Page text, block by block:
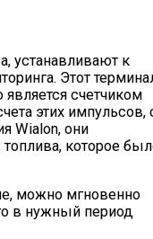
устанавливают к
Этот
является счетчиком
этих импульсов,
Wialon, они
которое
можно мгновенно
в нужный период